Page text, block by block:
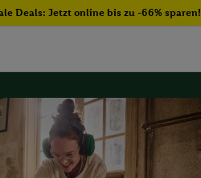
Deals: Jetzt online bis zu -66% sparen!